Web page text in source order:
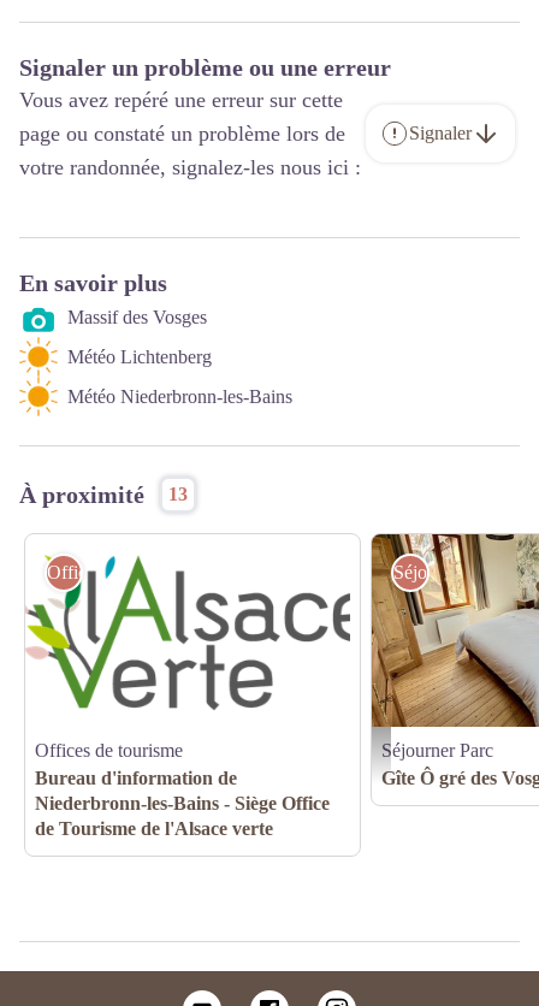
Signaler un problème ou une erreur
Vous avez repéré une erreur sur cette
page ou constaté un problème lors de
votre randonnée, signalez-les nous ici :
Signaler
En savoir plus
Massif des Vosges
Météo Lichtenberg
Météo Niederbronn-les-Bains
À proximité 13
Offices de tourisme
Offices de tourisme
Bureau d'information de
Niederbronn-les-Bains - Siège Office
de Tourisme de l'Alsace verte
©Gîte Ô gré des Vosges
Séjourner Parc
Séjourner Parc
Gîte Ô gré des